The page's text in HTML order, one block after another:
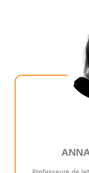
Grâce à sa
Civilisations
terrain, Jonathan
soucieux de
accompagnera